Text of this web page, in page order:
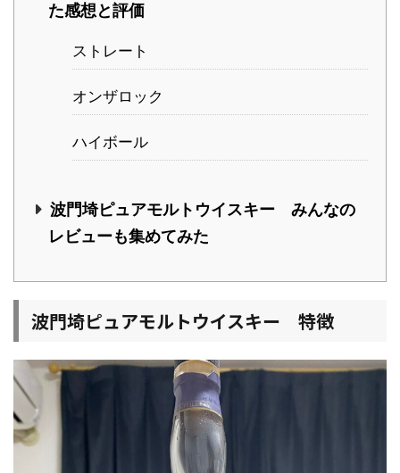
た感想と評価
ストレート
オンザロック
ハイボール
波門埼ピュアモルトウイスキー みんなの
レビューも集めてみた
波門埼ピュアモルトウイスキー 特徴